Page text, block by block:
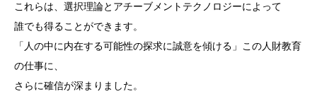
これらは、選択理論とアチーブメントテクノロジーによって
誰でも得ることができます。
「人の中に内在する可能性の探求に誠意を傾ける」この人財教育
の仕事に、
さらに確信が深まりました。